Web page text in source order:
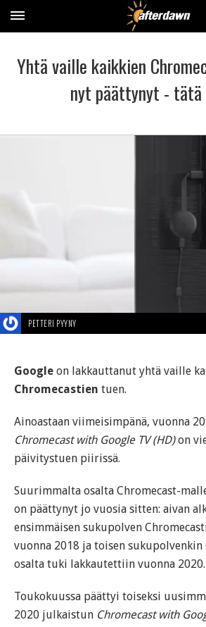
Yhtä vaille kaikkien
nyt päättynyt -
PETTERI PYYNY
Google on lakkauttanut yhtä vaille
Chromecastien tuen.
Ainoastaan viimeisimpänä, vuonna
Chromecast with Google TV (HD)on
päivitystuen piirissä.
Suurimmalta osalta Chromecast-
on päättynyt jo vuosia sitten: aivan
ensimmäisen sukupolven
vuonna 2018 ja toisen sukupolvenkin
osalta tuki lakkautettiin vuonna 2020.
Toukokuussa päättyi toiseksi
2020 julkaistun Chromecast with